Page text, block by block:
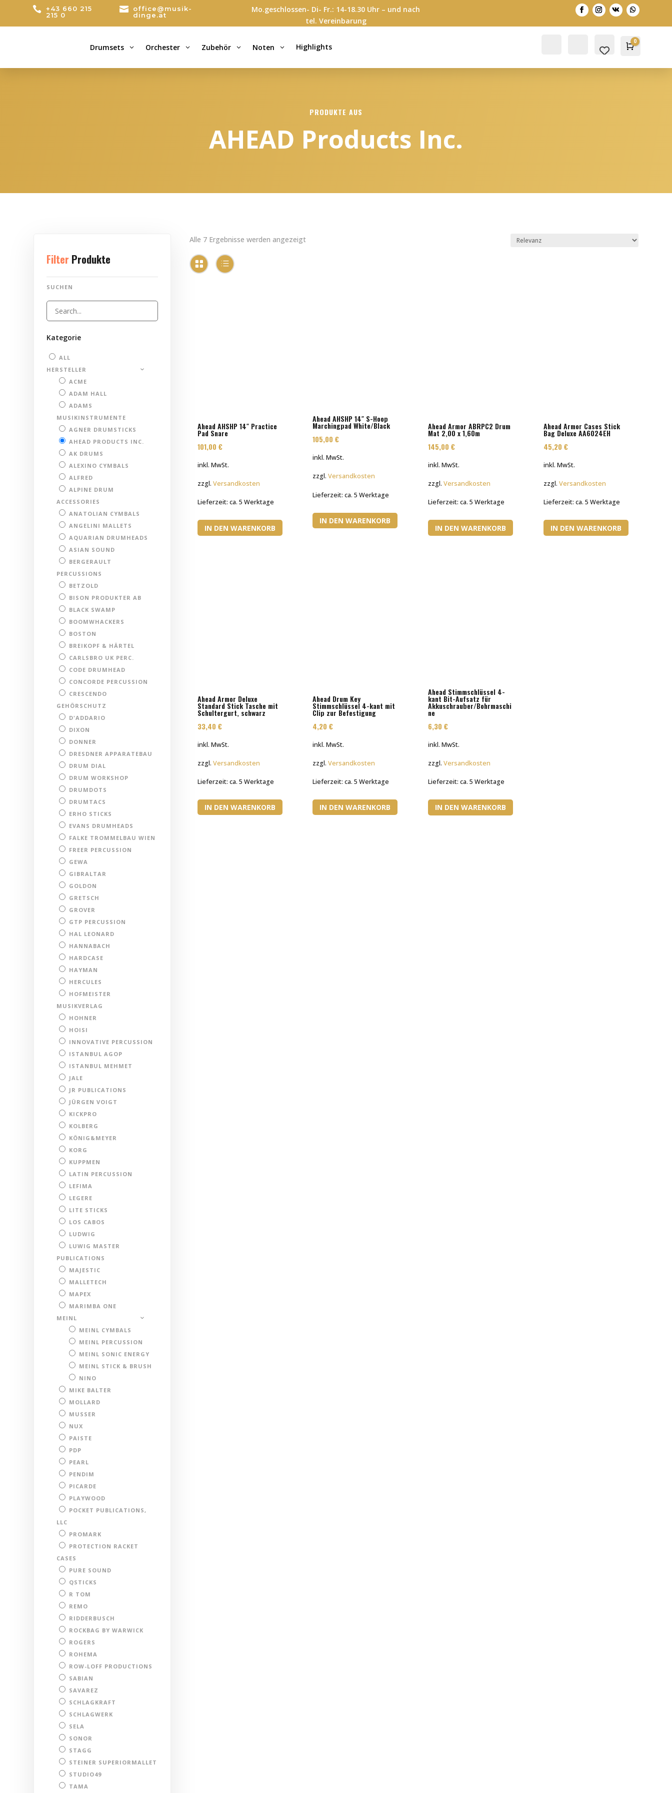
 +43 660 215
215 0

office@musik-
dinge.at
Mo.geschlossen- Di- Fr.: 14-18.30 Uhr – und nach
tel. Vereinbarung
Drumsets 3 Orchester 3 Zubehör 3 Noten 3 Highlights Search 0
PRODUKTE AUS
AHEAD Products Inc.
Filter Produkte
SUCHEN
Kategorie
ALL
HERSTELLER
ACME
ADAM HALL
ADAMS
MUSIKINSTRUMENTE
AGNER DRUMSTICKS
AHEAD PRODUCTS INC.
AK DRUMS
ALEXINO CYMBALS
ALFRED
ALPINE DRUM
ACCESSORIES
ANATOLIAN CYMBALS
ANGELINI MALLETS
AQUARIAN DRUMHEADS
ASIAN SOUND
BERGERAULT
PERCUSSIONS
BETZOLD
BISON PRODUKTER AB
BLACK SWAMP
BOOMWHACKERS
BOSTON
BREIKOPF & HÄRTEL
CARLSBRO UK PERC.
CODE DRUMHEAD
CONCORDE PERCUSSION
CRESCENDO
GEHÖRSCHUTZ
D'ADDARIO
DIXON
DONNER
DRESDNER APPARATEBAU
DRUM DIAL
DRUM WORKSHOP
DRUMDOTS
DRUMTACS
ERHO STICKS
EVANS DRUMHEADS
FALKE TROMMELBAU WIEN
FREER PERCUSSION
GEWA
GIBRALTAR
GOLDON
GRETSCH
GROVER
GTP PERCUSSION
HAL LEONARD
HANNABACH
HARDCASE
HAYMAN
HERCULES
HOFMEISTER
MUSIKVERLAG
HOHNER
HOISI
INNOVATIVE PERCUSSION
ISTANBUL AGOP
ISTANBUL MEHMET
JALE
JR PUBLICATIONS
JÜRGEN VOIGT
KICKPRO
KOLBERG
KÖNIG&MEYER
KORG
KUPPMEN
LATIN PERCUSSION
LEFIMA
LEGERE
LITE STICKS
LOS CABOS
LUDWIG
LUWIG MASTER
PUBLICATIONS
MAJESTIC
MALLETECH
MAPEX
MARIMBA ONE
MEINL
MEINL CYMBALS
MEINL PERCUSSION
MEINL SONIC ENERGY
MEINL STICK & BRUSH
NINO
MIKE BALTER
MOLLARD
MUSSER
NUX
PAISTE
PDP
PEARL
PENDIM
PICARDE
PLAYWOOD
POCKET PUBLICATIONS,
LLC
PROMARK
PROTECTION RACKET
CASES
PURE SOUND
QSTICKS
R TOM
REMO
RIDDERBUSCH
ROCKBAG BY WARWICK
ROGERS
ROHEMA
ROW-LOFF PRODUCTIONS
SABIAN
SAVAREZ
SCHLAGKRAFT
SCHLAGWERK
SELA
SONOR
STAGG
STEINER SUPERIORMALLET
STUDIO49
TAMA
Alle 7 Ergebnisse werden angezeigt
Ahead AHSHP 14″ Practice
Pad Snare
101,00 €
inkl. MwSt.
zzgl. Versandkosten
Lieferzeit: ca. 5 Werktage
IN DEN WARENKORB
Ahead AHSHP 14″ S-Hoop
Marchingpad White/Black
105,00€
inkl. MwSt.
zzgl.Versandkosten
Lieferzeit:ca. 5 Werktage
IN DEN WARENKORB
Ahead Armor ABRPC2 Drum
Mat 2,00 x 1,60m
145,00€
inkl. MwSt.
zzgl.Versandkosten
Lieferzeit:ca. 5 Werktage
IN DEN WARENKORB
Ahead Armor Cases Stick
Bag Deluxe AA6024EH
45,20 €
inkl. MwSt.
zzgl. Versandkosten
Lieferzeit: ca. 5 Werktage
IN DEN WARENKORB
Ahead Armor Deluxe
Standard Stick Tasche mit
Schultergurt, schwarz
33,40 €
inkl. MwSt.
zzgl. Versandkosten
Lieferzeit: ca. 5 Werktage
IN DEN WARENKORB
Ahead Drum Key
Stimmschlüssel 4-kant mit
Clip zur Befestigung
4,20€
inkl. MwSt.
zzgl.Versandkosten
Lieferzeit:ca. 5 Werktage
IN DEN WARENKORB
Ahead Stimmschlüssel 4-
kant Bit-Aufsatz für
Akkuschrauber/Bohrmaschi
ne
6,30€
inkl. MwSt.
zzgl.Versandkosten
Lieferzeit:ca. 5 Werktage
IN DEN WARENKORB